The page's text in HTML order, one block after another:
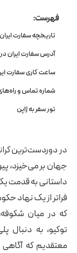
فهرست:
تاریخچه سفارت
آدرس سفارت ایران در
ساعت کاری سفارت
شماره تماس و
تور سفر به ژاپن
در دوردست‌ترین
جهان بر می‌خیزد،
داستانی به قدمت
فراتر از یک نهاد
که در میان
توکیو، به دنبال
معتقدیم که آگاهی